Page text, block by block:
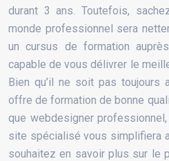
durant 3 ans. Toutefois,
monde professionnel sera
un cursus de formation
capable de vous délivrer le
Bien qu’il ne soit pas toujours
offre de formation de bonne
que webdesigner
site spécialisé vous simplifiera
souhaitez en savoir plus sur le